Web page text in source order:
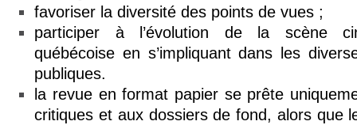
favoriser la diversité des points de vues ;
participer à l’évolution de la scène
québécoise en s’impliquant dans les
publiques.
la revue en format papier se prête
critiques et aux dossiers de fond, alors que